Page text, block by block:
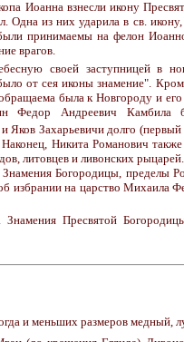
Иоанна взнесли икону
Одна из них ударила в св.
принимаемы на фелон
врагов.
своей заступницей в
от сея иконы знамение".
была к Новгороду и
Федор Андреевич Камбила
Яков Захарьевичи долго (первый
Никита Романович
литовцев и ливонских
Богородицы, пределы
избрании на царство Михаила
Пресвятой
и меньших размеров медный,